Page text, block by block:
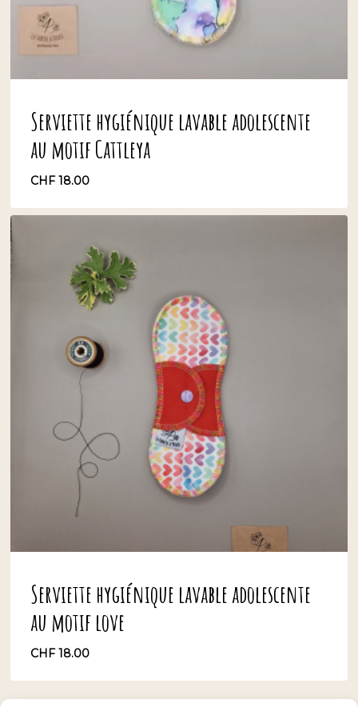
Serviette hygiénique lavable adolescente
au motif Cattleya
CHF18.00
CHF18.00
Serviette hygiénique lavable adolescente
au motif love
CHF18.00
CHF18.00